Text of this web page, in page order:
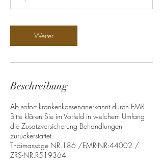
.
Weiter
Beschreibung
Ab sofort krankenkassenanerkannt durch EMR.
Bitte klären Sie im Vorfeld in welchem Umfang
die Zusatzversicherung Behandlungen
zurückerstattet.
Thaimassage NR.186 /EMR-NR:44002 /
ZRS-NR:R519364